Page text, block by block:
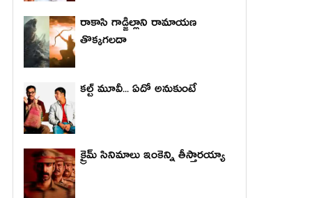
రాకాసి గాడ్జిల్లాని రామాయణ
తొక్కగలదా
కల్ట్ మూవీ... ఏదో అనుకుంటే
క్రైమ్ సినిమాలు ఇంకెన్ని తీస్తారయ్యా